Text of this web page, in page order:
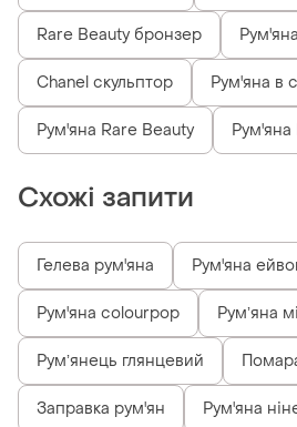
Rare Beauty бронзер
Chanel скульптор Рум'яна в
Рум'яна Rare Beauty Рум'яна
Схожі запити
Гелева рум'яна Рум'яна
Рум'яна colourpop Румʼяна
Румʼянець глянцевий
Заправка рум'ян Рум'яна